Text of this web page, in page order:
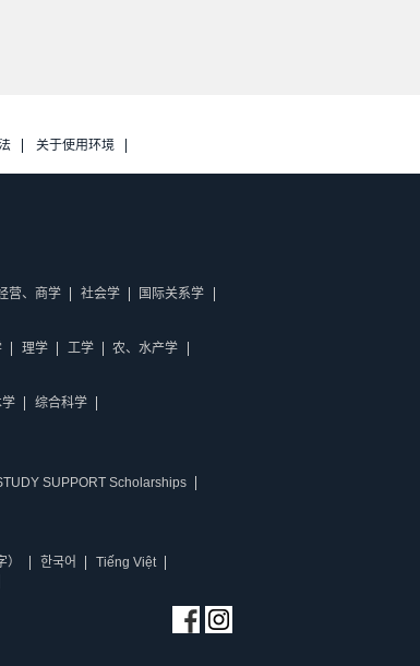
关于使用环境
营、商学 社会学 国际关系学
理学 工学 农、水产学
学 综合科学
SUPPORT Scholarships
한국어
Tiếng Việt